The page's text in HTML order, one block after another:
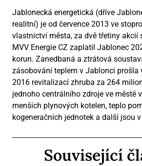
Jablonecká energetická (dříve
realitní) je od července 2013 ve
vlastnictví města, za dvě třetiny akcií
MVV Energie CZ zaplatil Jablonec
korun. Zanedbaná a ztrátová
zásobování teplem v Jablonci prošla
2016 revitalizací zhruba za 264
jednoho centrálního zdroje ve městě
menších plynových kotelen, teplo
kogeneračních jednotek a další jsou
Související